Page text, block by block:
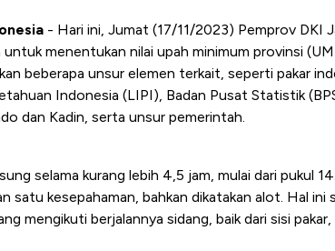
- Hari ini, Jumat (17/11/2023) Pemprov DKI
menentukan nilai upah minimum provinsi
beberapa unsur elemen terkait, seperti pakar
Indonesia (LIPI), Badan Pusat Statistik
dan Kadin, serta unsur pemerintah.
selama kurang lebih 4,5 jam, mulai dari pukul
satu kesepahaman, bahkan dikatakan alot. Hal ini
mengikuti berjalannya sidang, baik dari sisi